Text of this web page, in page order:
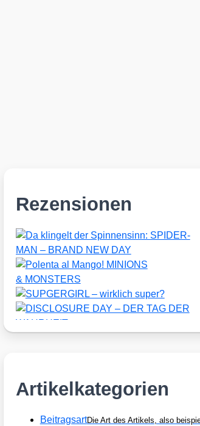
Rezensionen
Artikelkategorien
BeitragsartDie Art des Artikels, also